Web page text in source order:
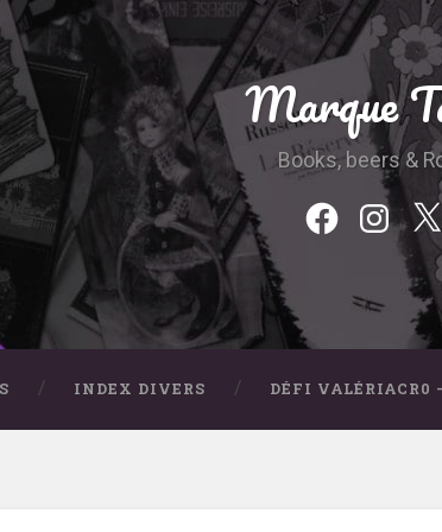
Marque
Books, beers &
INDEX DIVERS DÉFI VALÉRIACR0